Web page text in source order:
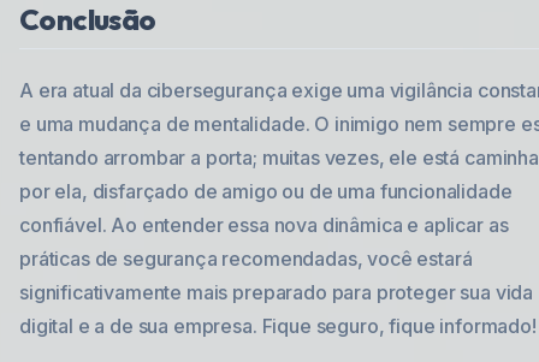
Conclusão
A era atual da cibersegurança exige uma vigilância
e uma mudança de mentalidade. O inimigo nem sempre
tentando arrombar a porta; muitas vezes, ele está
por ela, disfarçado de amigo ou de uma funcionalidade
confiável. Ao entender essa nova dinâmica e aplicar as
práticas de segurança recomendadas, você estará
significativamente mais preparado para proteger sua vida
digital e a de sua empresa. Fique seguro, fique informado!